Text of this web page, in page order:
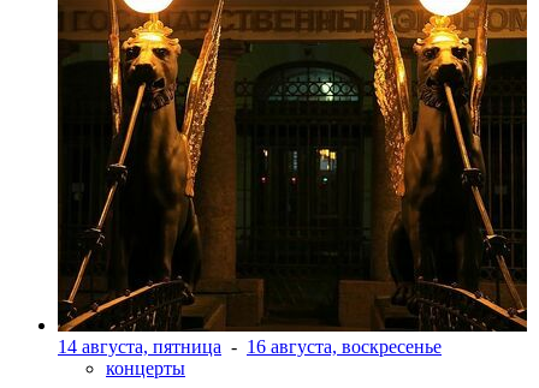
14 августа, пятница - 16 августа, воскресенье
концерты